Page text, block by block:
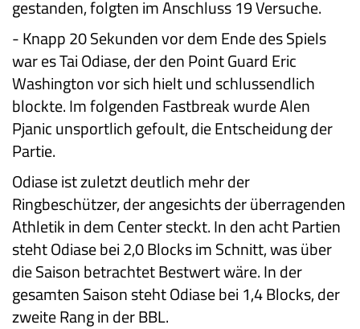
gestanden, folgten im Anschluss 19 Versuche.
-Knapp 20 Sekunden vor dem Ende des Spiels
war es Tai Odiase, der den Point Guard Eric
Washington vor sich hielt und schlussendlich
blockte. Im folgenden Fastbreak wurde Alen
Pjanic unsportlich gefoult, die Entscheidung der
Partie.
Odiase ist zuletzt deutlich mehr der
Ringbeschützer, der angesichts der überragenden
Athletik in dem Center steckt. In den acht Partien
steht Odiase bei 2,0 Blocks im Schnitt, was über
die Saison betrachtet Bestwert wäre. In der
gesamten Saison steht Odiase bei 1,4 Blocks, der
zweite Rang in der BBL.